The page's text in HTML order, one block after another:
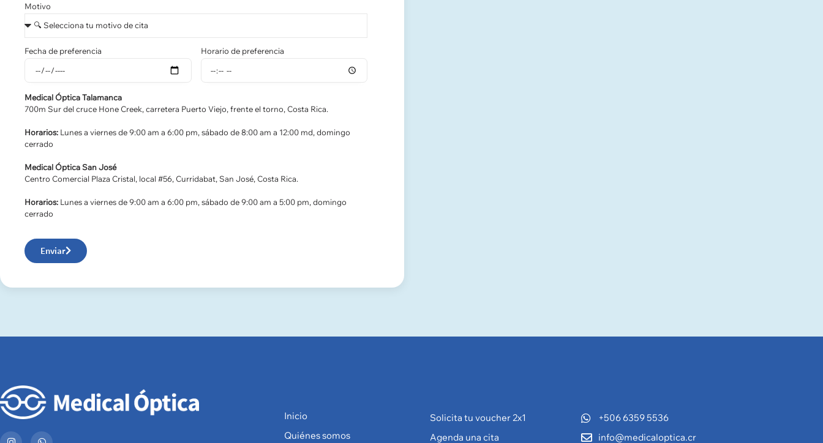
Motivo
Fecha de preferencia Horario de preferencia
Medical Óptica Talamanca
700m Sur del cruce Hone Creek, carretera Puerto Viejo, frente el torno, Costa Rica.
Horarios: Lunes a viernes de 9:00 am a 6:00 pm, sábado de 8:00 am a 12:00 md, domingo
cerrado
Medical Óptica San José
Centro Comercial Plaza Cristal, local #56, Curridabat, San José, Costa Rica.
Horarios: Lunes a viernes de 9:00 am a 6:00 pm, sábado de 9:00 am a 5:00 pm, domingo
cerrado
Enviar
Inicio
Quiénes somos
Solicita tu voucher 2x1
Agenda una cita
+506 6359 5536
info@medicaloptica.cr